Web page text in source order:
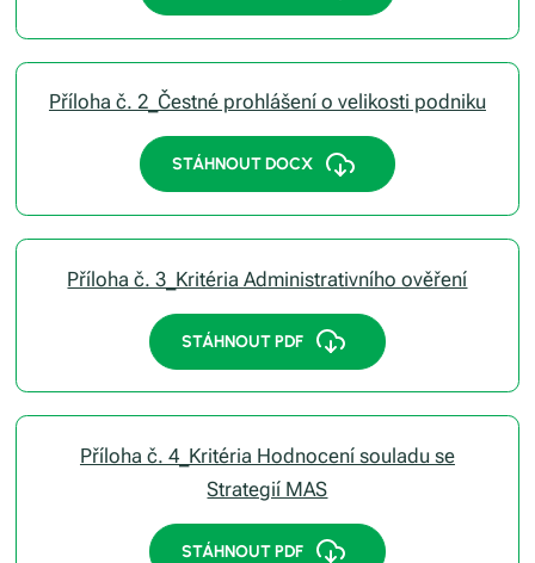
Příloha č. 2_Čestné prohlášení o velikosti podniku
STÁHNOUT DOCX
Příloha č. 3_Kritéria Administrativního ověření
STÁHNOUT PDF
Příloha č. 4_Kritéria Hodnocení souladu se
Strategií MAS
STÁHNOUT PDF